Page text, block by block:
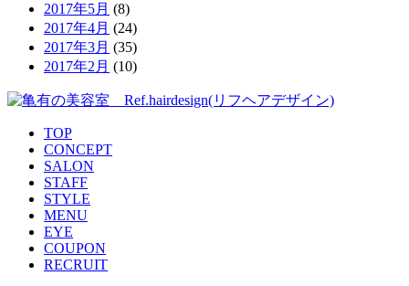
2017年5月 (8)
2017年4月 (24)
2017年3月 (35)
2017年2月 (10)
TOP
CONCEPT
SALON
STAFF
STYLE
MENU
EYE
COUPON
RECRUIT